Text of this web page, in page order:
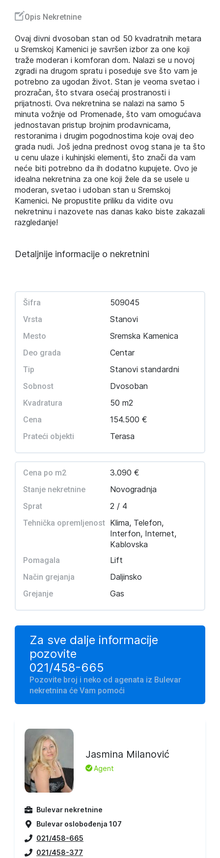
Opis Nekretnine
Ovaj divni dvosoban stan od 50 kvadratnih metara
u Sremskoj Kamenici je savršen izbor za one koji
traže moderan i komforan dom. Nalazi se u novoj
zgradi na drugom spratu i poseduje sve što vam je
potrebno za ugodan život. Stan je veoma svetao i
prozračan, što stvara osećaj prostranosti i
prijatnosti. Ova nekretnina se nalazi na samo 5
minuta vožnje od Promenade, što vam omogućava
jednostavan pristup brojnim prodavnicama,
restoranima i drugim pogodnostima koje ovaj deo
grada nudi. Još jedna prednost ovog stana je ta što
u cenu ulaze i kuhinjski elementi, što znači da vam
neće biti potrebno da ih dodatno kupujete. Ovo je
idealna nekretnina za one koji žele da se usele u
moderan, svetao i udoban stan u Sremskoj
Kamenici. Ne propustite priliku da vidite ovu
nekretninu i nazovete nas danas kako biste zakazali
razgledanje!
Detaljnije informacije o nekretnini
Šifra 509045
Vrsta Stanovi
Mesto Sremska Kamenica
Deo grada Centar
Tip Stanovi standardni
Sobnost Dvosoban
Kvadratura 50 m2
Cena 154.500 €
Prateći objekti Terasa
Cena po m2 3.090 €
Stanje nekretnine Novogradnja
Sprat 2 / 4
Tehnička opremljenost Klima, Telefon,
Interfon, Internet,
Kablovska
Pomagala Lift
Način grejanja Daljinsko
Grejanje Gas
Za sve dalje informacije
pozovite
021/458-665
Pozovite broj i neko od agenata iz Bulevar
nekretnina će Vam pomoći
Jasmina Milanović
L Agent
Bulevar nekretnine
Bulevar oslobođenja 107
021/458-665
021/458-377